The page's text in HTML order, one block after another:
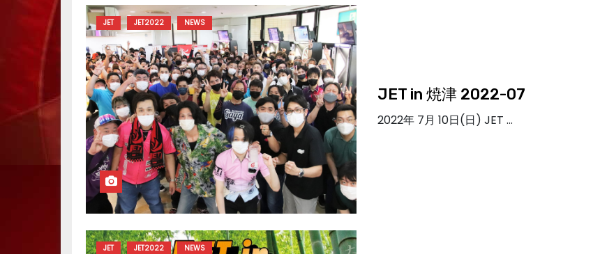
JET JET2022 NEWS
JET in 焼津 2022-07
2022年 7月 10日(日) JET …
JET JET2022 NEWS